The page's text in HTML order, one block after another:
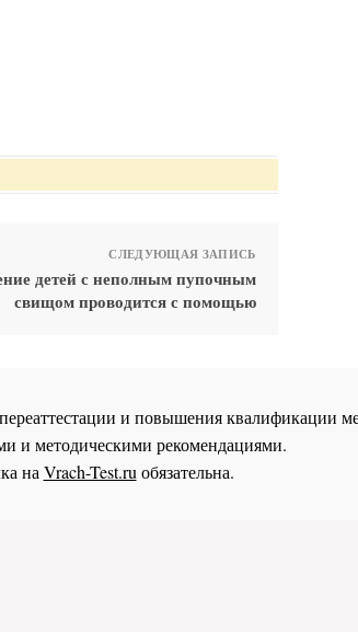
СЛЕДУЮЩАЯ ЗАПИСЬ
детей с неполным пупочным
свищом проводится с помощью
и повышения квалификации
и методическими рекомендациями.
на Vrach-Test.ru обязательна.